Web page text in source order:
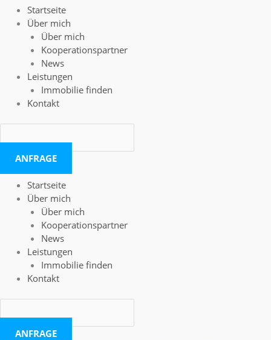
Startseite
Über mich
Über mich
Kooperationspartner
News
Leistungen
Immobilie finden
Kontakt
ANFRAGE
Startseite
Über mich
Über mich
Kooperationspartner
News
Leistungen
Immobilie finden
Kontakt
ANFRAGE